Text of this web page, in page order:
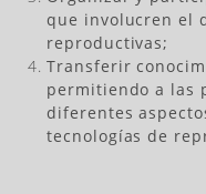
que involucren el
reproductivas;
Transferir
permitiendo a las
diferentes
tecnologías de